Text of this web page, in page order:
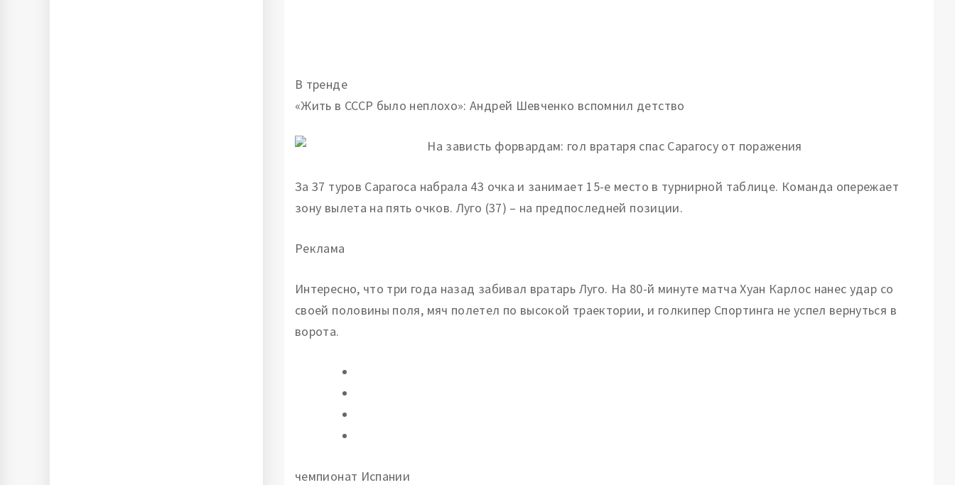
В тренде
«Жить в СССР было неплохо»: Андрей Шевченко вспомнил детство
За 37 туров Сарагоса набрала 43 очка и занимает 15-е место в турнирной таблице. Команда опережает
зону вылета на пять очков. Луго (37) – на предпоследней позиции.
Реклама
Интересно, что три года назад забивал вратарь Луго. На 80-й минуте матча Хуан Карлос нанес удар со
своей половины поля, мяч полетел по высокой траектории, и голкипер Спортинга не успел вернуться в
ворота.
чемпионат Испании